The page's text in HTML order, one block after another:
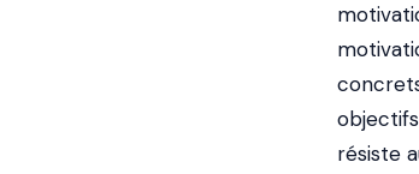
résiste